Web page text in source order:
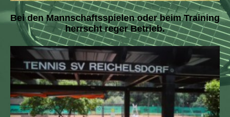
Bei den Mannschaftsspielen oder beim Training
herrscht reger Betrieb.